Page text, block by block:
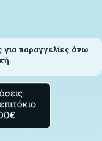
παραγγελίες άνω